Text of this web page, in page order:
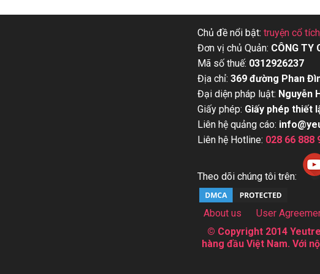
Chủ đề nổi bật: truyện cổ tích
Đơn vị chủ Quản: CÔNG TY
Mã số thuế: 0312926237
Địa chỉ: 369 đường Phan
Đại diện pháp luật: Nguyễn
Giấy phép: Giấy phép thiết
Liên hệ quảng cáo:
Liên hệ Hotline: 028 66 888
Theo dõi chúng tôi trên:
About us User
© Copyright 2014
hàng đầu Việt Nam. Với